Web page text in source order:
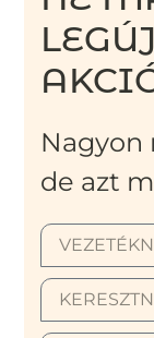
Nagyon
de azt